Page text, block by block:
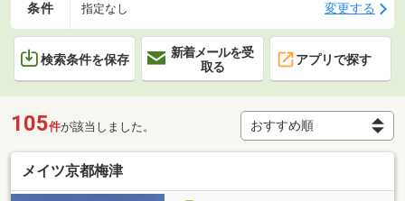
条件 指定なし 変更する
検索条件を保存
新着メールを受
取る
アプリで探す
105件が該当しました。
メイツ京都梅津